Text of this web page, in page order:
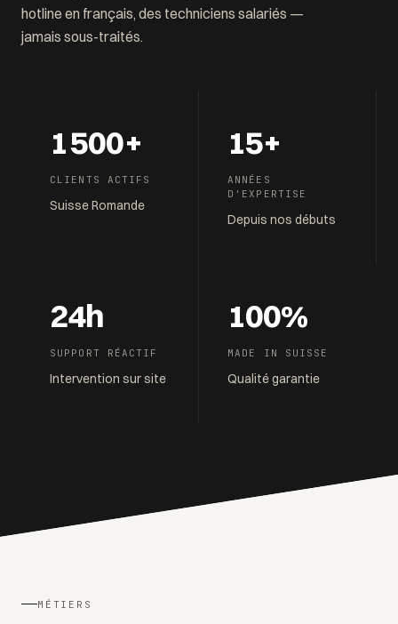
hotline en français, des techniciens salariés —
jamais sous-traités.
1 500+
CLIENTS ACTIFS
Suisse Romande
15+
ANNÉES
D'EXPERTISE
Depuis nos débuts
24h
SUPPORT RÉACTIF
Intervention sur site
100%
MADE IN SUISSE
Qualité garantie
MÉTIERS